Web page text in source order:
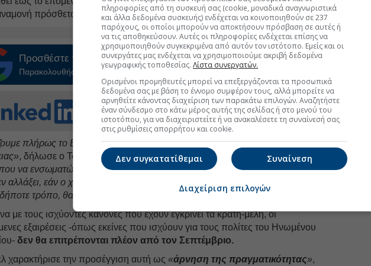
πρόσθετων τεχνικών δοκιμών.
Προσθέστε το Euro2day.gr στοGoogle Discover!
Παρακολουθήστε τις εξελίξεις με την υπογραφη εγκυρότητας του Euro2day.gr
FOLLOW US
Ακολουθήστε τη σελίδα τουEuro2day.grστοLinkedin
πλήρως το EES στα αεροδρόμια, διότι πρόκειται για ζήτημα
, δήλωσε ο Τσίνελ.
«Ωστόσο, το σύστημα πρέπει να σχεδιαστεί κατά
να ενσωματώνεται στις διαδικασίες λειτουργίας των αεροδρομίων. Εάν
αλλάξει, εάν ο χρόνος διεκπεραίωσης δεν μειωθεί σημαντικά, με
τρόπο, θα συνεχίσουμε να αντιμετωπίζουμε αυτά τα προβλήματα».
με τους ισχύοντες κανόνες που έχουν εγκρίνει τα κράτη-μέλη, οι
εξαιρέσεις -όπως εκείνες που ισχύουν για τους πολίτες του Ηνωμένου
δεν θα επιτρέπονται πλέον από τον Σεπτέμβριο.
χαρακτήρισε την προσέγγιση αυτή ως«άρνηση της πραγματικότητας»,
πληροφορίες από τη συσκευή σας (cookie, μοναδικά αναγνωριστικά
και άλλα δεδομένα συσκευής) ενδέχεται να κοινοποιηθούν σε 237
παρόχους, οι οποίοι μπορούν να αποκτήσουν πρόσβαση σε αυτές ή
να τις αποθηκεύσουν. Αυτές οι πληροφορίες ενδέχεται επίσης να
χρησιμοποιηθούν συγκεκριμένα από αυτόν τον ιστότοπο. Εμείς και οι
συνεργάτες μας ενδέχεται να χρησιμοποιούμε ακριβή δεδομένα
γεωγραφικής τοποθεσίας. Λίστα συνεργατών.
Ορισμένοι προμηθευτές μπορεί να επεξεργάζονται τα προσωπικά
δεδομένα σας με βάση το έννομο συμφέρον τους, αλλά μπορείτε να
αρνηθείτε κάνοντας διαχείριση των παρακάτω επιλογών. Αναζητήστε
έναν σύνδεσμο στο κάτω μέρος αυτής της σελίδας ή στο μενού του
ιστοτόπου, για να διαχειριστείτε ή να ανακαλέσετε τη συναίνεσή σας
στις ρυθμίσεις απορρήτου και cookie.
Συναίνεση
Δεν συγκατατίθεμαι
Διαχείριση επιλογών